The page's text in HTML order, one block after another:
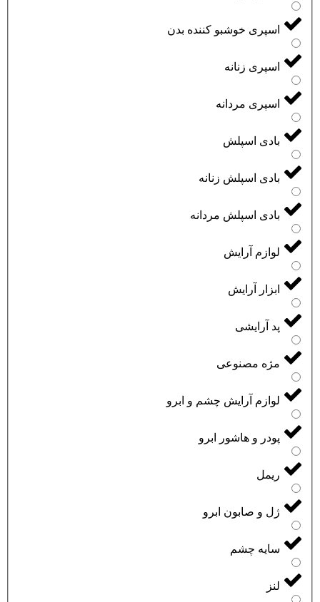
اسپری خوشبو کننده بدن
اسپری زنانه
اسپری مردانه
بادی اسپلش
بادی اسپلش زنانه
بادی اسپلش مردانه
لوازم آرایش
ابزار آرایش
پد آرایشی
مژه مصنوعی
لوازم آرایش چشم و ابرو
پودر و هاشور ابرو
ریمل
ژل و صابون ابرو
سایه چشم
لنز